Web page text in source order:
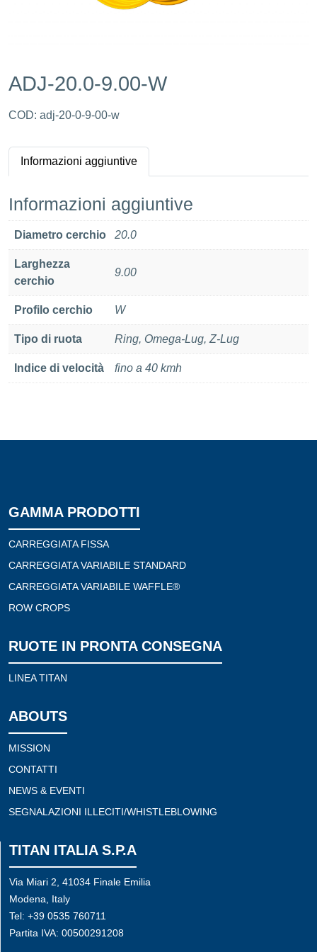
ADJ-20.0-9.00-W
COD: adj-20-0-9-00-w
Informazioni aggiuntive
Informazioni aggiuntive
Diametro cerchio 20.0
Larghezza
cerchio
9.00
Profilo cerchio W
Tipo di ruota Ring, Omega-Lug, Z-Lug
Indice di velocità fino a 40 kmh
GAMMA PRODOTTI
CARREGGIATA FISSA
CARREGGIATA VARIABILE STANDARD
CARREGGIATA VARIABILE WAFFLE®
ROW CROPS
RUOTE IN PRONTA CONSEGNA
LINEA TITAN
ABOUTS
MISSION
CONTATTI
NEWS & EVENTI
SEGNALAZIONI ILLECITI/WHISTLEBLOWING
TITAN ITALIA S.P.A
Via Miari 2, 41034 Finale Emilia
Modena, Italy
Tel: +39 0535 760711
Partita IVA: 00500291208